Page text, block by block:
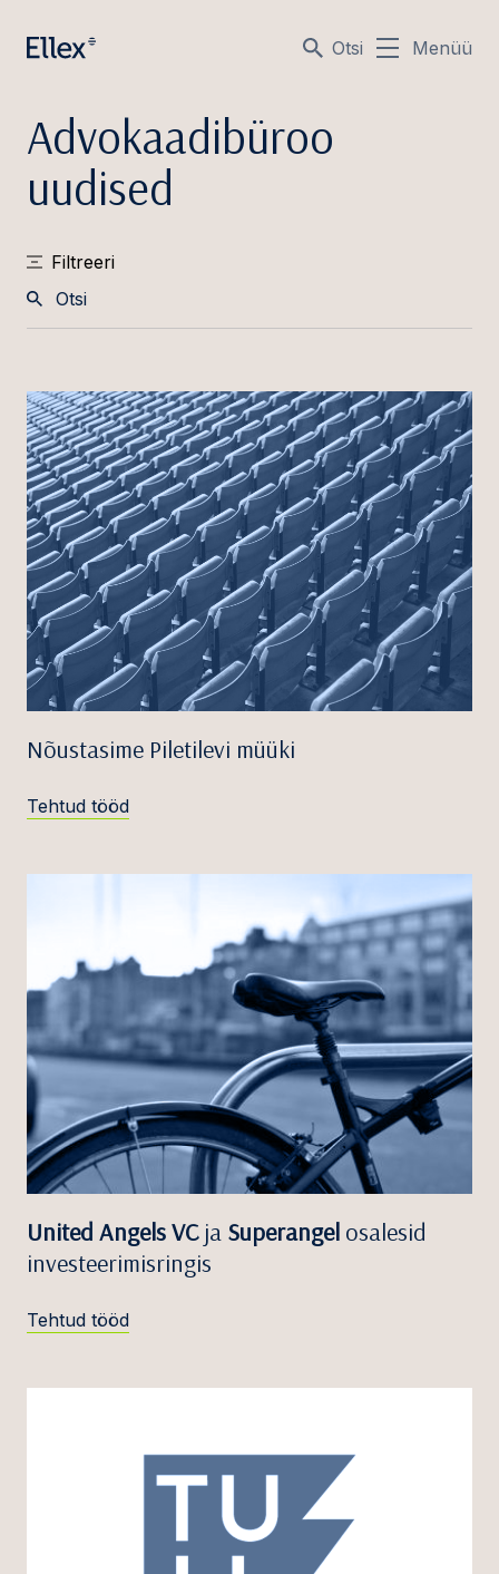
Otsi Menüü
Advokaadibüroo
uudised
Filtreeri
Nõustasime Piletilevi müüki
Tehtud tööd
United Angels VCja Superangel osalesid
investeerimisringis
Tehtud tööd